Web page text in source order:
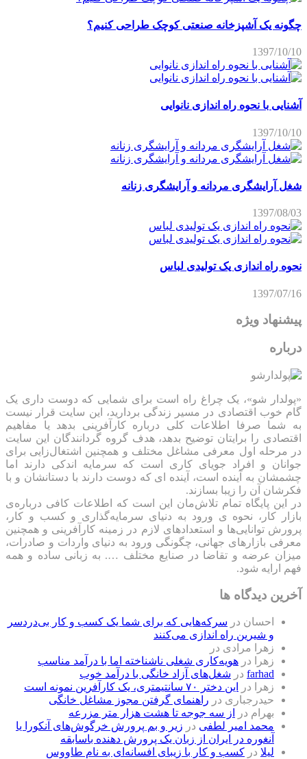
چگونه یک آشپزخانه صنعتی کوچک طراحی کنیم؟
1397/10/10
آشنایی با نحوه راه اندازی نانوایی
1397/10/10
شغل آرایشگری مردانه و آرایشگری زنانه
1397/08/03
نحوه راه اندازی یک تولیدی لباس
1397/07/16
پیشنهاد ویژه
درباره
«پولدار شو»، یک چراغ راه است برای شمایی که دوست داری یک
گام خوب اقتصادی در مسیر زندگی بردارید، این سایت قرار نیست
به شما صرفا اطلاعات کلی درباره کارآفرینی بدهد یا مفاهیم
اقتصادی را برایتان توضیح بدهد، هدف گروه گردانندگان این سایت
در مرحله اول معرفی مشاغل مختلف و همچنین اشتغال‌زایی برای
جوانان و افراد جویای کاری است که سرمایه اندکی دارند اما
چشمشان به آینده است، آینده ای که دوست دارند با دستانشان و با
فکرشان آن را زیبا بسازند.
در این پایگاه تمام تلاش‌مان این است که ‌اطلاعات کافی درباره‌ی
بازار کار، نحوه ی ورود به دنیای سرمایه‌گذاری و کسب و کار،
پرورش توانایی‌ها و استعدادهای لازم در زمینه کارآفرینی و همچنین
معرفی بازارهای جهانی، چگونگی ورود به دنیای واردات و صادرات،
میزان عرضه و تقاضا در صنایع مختلف …. به زبانی ساده و همه
فهم ارایه شود.
آخرین دیدگاه ها
احسان در سرکه‌هایی که برای شما یک کسب و کار بی‌دردسر
و شیرین راه اندازی می‌کنند
زهرا مرادی در
زهرا
در هویه‌کاری شغلی ناشناخته اما با درآمد مناسب
farhad در شغل‌های آزاد خانگی با درآمد خوب
زهرا
در
این دختر ۷۰ سانتیمتری، یک کارآفرین نمونه است
حیدرجباری در راهنمای گرفتن مجوز مشاغل خانگی
بهرام در
از سه جوجه تا هشت هزار متر مزرعه
محمد امیر لطفی در زیر و بم پرورش خرگوش‌های آنکورا یا
آنغوره در ایران از زبان یک پرورش دهنده باسابقه
لیلا در کسب و کار با زیبای افسانه‌ای به نام طاووس